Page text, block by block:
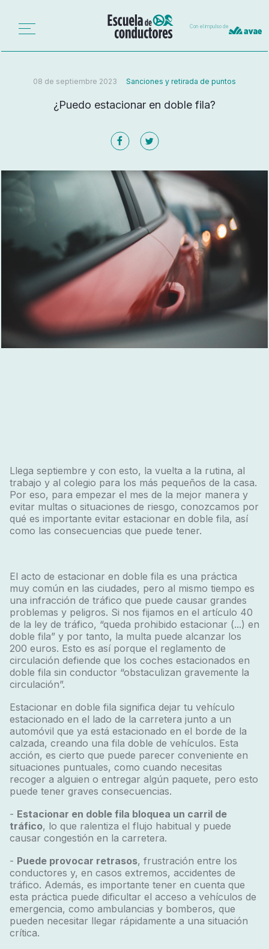
Con el impulso de
08 de septiembre 2023 Sanciones y retirada de puntos
¿Puedo estacionar en doble fila?
Llega septiembre y con esto, la vuelta a la rutina, al
trabajo y al colegio para los más pequeños de la casa.
Por eso, para empezar el mes de la mejor manera y
evitar multas o situaciones de riesgo, conozcamos por
qué es importante evitar estacionar en doble fila, así
como las consecuencias que puede tener.
El acto de estacionar en doble fila es una práctica
muy común en las ciudades, pero al mismo tiempo es
una infracción de tráfico que puede causar grandes
problemas y peligros. Si nos fijamos en el artículo 40
de la ley de tráfico, “queda prohibido estacionar (...) en
doble fila” y por tanto, la multa puede alcanzar los
200 euros. Esto es así porque el reglamento de
circulación defiende que los coches estacionados en
doble fila sin conductor “obstaculizan gravemente la
circulación”.
Estacionar en doble fila significa dejar tu vehículo
estacionado en el lado de la carretera junto a un
automóvil que ya está estacionado en el borde de la
calzada, creando una fila doble de vehículos. Esta
acción, es cierto que puede parecer conveniente en
situaciones puntuales, como cuando necesitas
recoger a alguien o entregar algún paquete, pero esto
puede tener graves consecuencias.
- Estacionar en doble fila bloquea un carril de
tráfico, lo que ralentiza el flujo habitual y puede
causar congestión en la carretera.
- Puede provocar retrasos, frustración entre los
conductores y, en casos extremos, accidentes de
tráfico. Además, es importante tener en cuenta que
esta práctica puede dificultar el acceso a vehículos de
emergencia, como ambulancias y bomberos, que
pueden necesitar llegar rápidamente a una situación
crítica.